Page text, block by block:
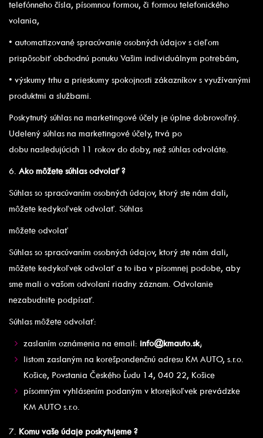
telefónneho čísla, písomnou formou, či formou telefonického
volania,
• automatizované spracúvanie osobných údajov s cieľom
prispôsobiť obchodnú ponuku Vašim individuálnym potrebám,
• výskumy trhu a prieskumy spokojnosti zákazníkov s využívanými
produktmi a službami.
Poskytnutý súhlas na marketingové účely je úplne dobrovoľný.
Udelený súhlas na marketingové účely, trvá po
dobu nasledujúcich 11 rokov do doby, než súhlas odvoláte.
6. Ako môžete súhlas odvolať ?
Súhlas so spracúvaním osobných údajov, ktorý ste nám dali,
môžete kedykoľvek odvolať. Súhlas
môžete odvolať
Súhlas so spracúvaním osobných údajov, ktorý ste nám dali,
môžete kedykoľvek odvolať a to iba v písomnej podobe, aby
sme mali o vašom odvolaní riadny záznam. Odvolanie
nezabudnite podpísať.
Súhlas môžete odvolať:
zaslaním oznámenia na email: info@kmauto.sk;
listom zaslaným na korešpondenčnú adresu KM AUTO, s.r.o.
Košice, Povstania Českého Ľudu 14, 040 22, Košice
písomným vyhlásením podaným v ktorejkoľvek prevádzke
KM AUTO s.r.o.
7. Komu vaše údaje poskytujeme ?